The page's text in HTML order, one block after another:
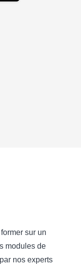
sur un
modules de
nos experts